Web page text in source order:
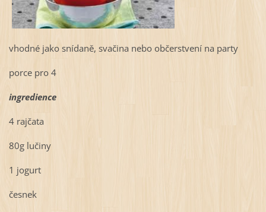
vhodné jako snídaně, svačina nebo občerstvení na party
porce pro 4
ingredience
4 rajčata
80g lučiny
1 jogurt
česnek